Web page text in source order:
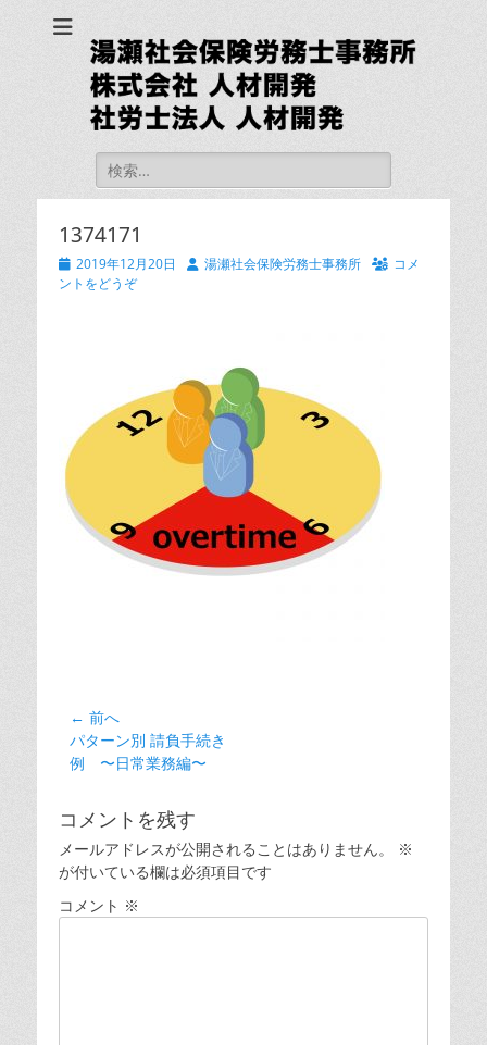
湯瀬社会保険労務士
事務所 社労士法人
人材開発
検
索:
1374171
投
稿
2019年12月20日
投 湯瀬社会保険労務士事務所
コメ
ントをどうぞ
投
稿
ナ
ゲ
ー
ョ
← 前へ
前
の
パターン別 請負手続き
例 〜日常業務編〜
コメントを残す
メールアドレスが公開されることはありません。
※
が付いている欄は必須項目です
コメント ※